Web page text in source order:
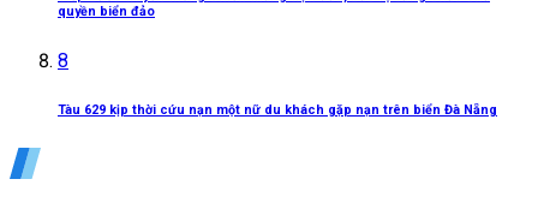
quyền biển đảo
8
Tàu 629 kịp thời cứu nạn một nữ du khách gặp nạn trên biển Đà Nẵng